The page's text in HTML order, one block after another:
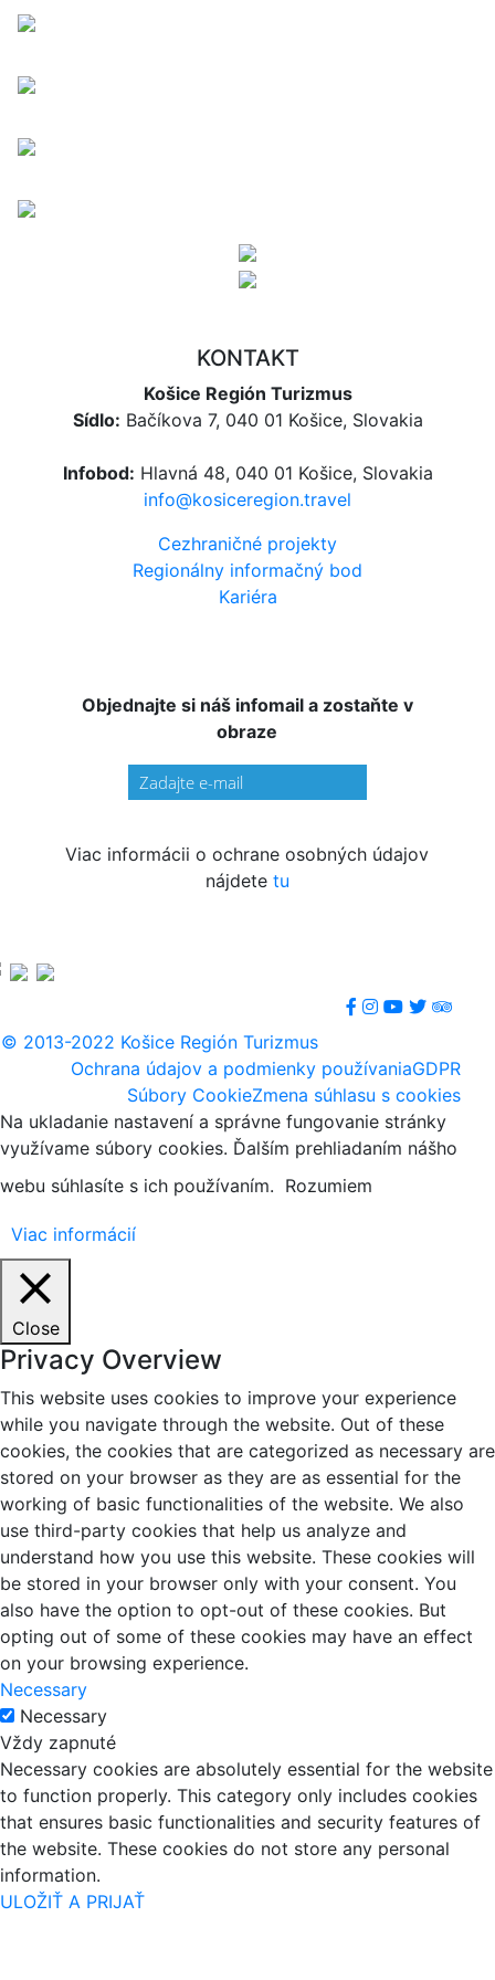
KONTAKT
Košice Región Turizmus
Sídlo: Bačíkova 7, 040 01 Košice, Slovakia
Infobod: Hlavná 48, 040 01 Košice, Slovakia
info@kosiceregion.travel
Cezhraničné projekty
Regionálny informačný bod
Kariéra
Objednajte si náš infomail a zostaňte v
obraze
Viac informácii o ochrane osobných údajov
nájdete tu
© 2013-2022 Košice Región Turizmus
Ochrana údajov a podmienky používaniaGDPR
Súbory CookieZmena súhlasu s cookies
Na ukladanie nastavení a správne fungovanie stránky
využívame súbory cookies. Ďalším prehliadaním nášho
webu súhlasíte s ich používaním. Rozumiem
Viac informácií
Close
Privacy Overview
This website uses cookies to improve your experience
while you navigate through the website. Out of these
cookies, the cookies that are categorized as necessary are
stored on your browser as they are as essential for the
working of basic functionalities of the website. We also
use third-party cookies that help us analyze and
understand how you use this website. These cookies will
be stored in your browser only with your consent. You
also have the option to opt-out of these cookies. But
opting out of some of these cookies may have an effect
on your browsing experience.
Necessary
Necessary
Vždy zapnuté
Necessary cookies are absolutely essential for the website
to function properly. This category only includes cookies
that ensures basic functionalities and security features of
the website. These cookies do not store any personal
information.
ULOŽIŤ A PRIJAŤ